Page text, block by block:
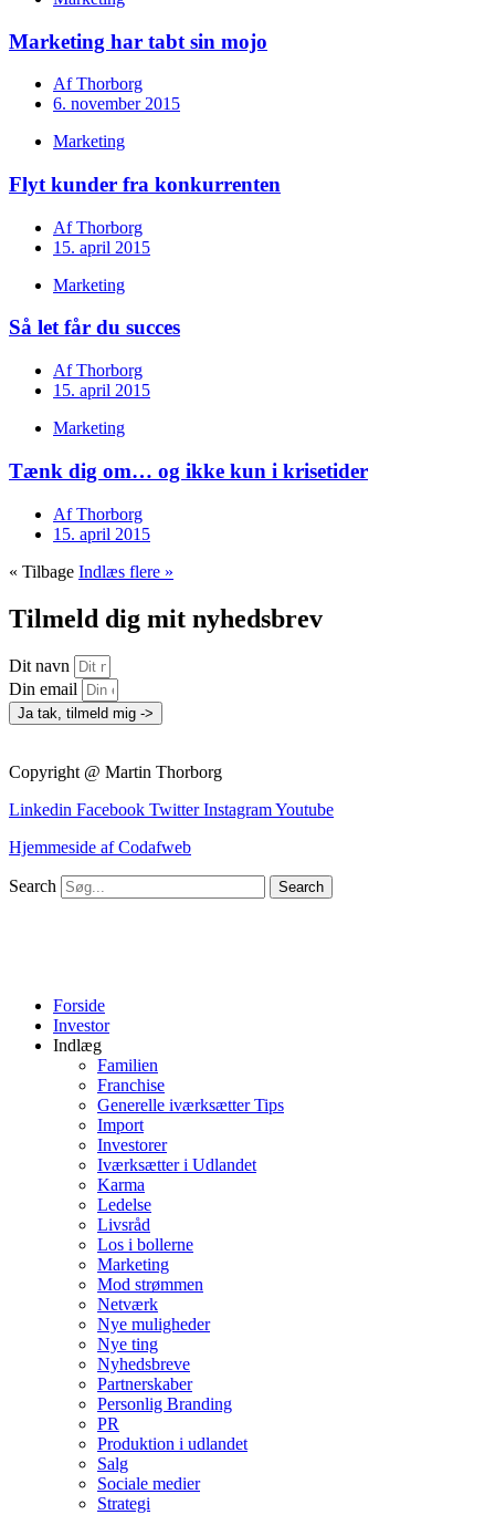
Marketing har tabt sin mojo
AfThorborg
6. november 2015
Marketing
Flyt kunder fra konkurrenten
AfThorborg
15. april 2015
Marketing
Så let får du succes
AfThorborg
15. april 2015
Marketing
Tænk dig om… og ikke kun i krisetider
AfThorborg
15. april 2015
« Tilbage Indlæs flere »
Tilmeld dig mit nyhedsbrev
Dit navn
Din email
Ja tak, tilmeld mig ->
Copyright @ Martin Thorborg
Linkedin Facebook Twitter InstagramYoutube
Hjemmeside af Codafweb
Search Search
Forside
Investor
Indlæg
Familien
Franchise
Generelle iværksætter Tips
Import
Investorer
Iværksætter i Udlandet
Karma
Ledelse
Livsråd
Los i bollerne
Marketing
Mod strømmen
Netværk
Nye muligheder
Nye ting
Nyhedsbreve
Partnerskaber
Personlig Branding
PR
Produktion i udlandet
Salg
Sociale medier
Strategi